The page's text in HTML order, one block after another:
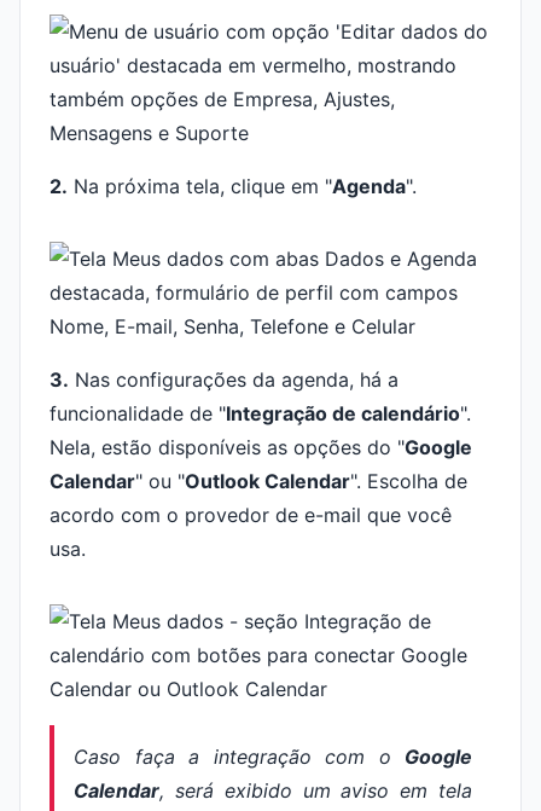
2. Na próxima tela, clique em "Agenda".
3. Nas configurações da agenda, há a
funcionalidade de "Integração de calendário".
Nela, estão disponíveis as opções do "Google
Calendar" ou "Outlook Calendar". Escolha de
acordo com o provedor de e-mail que você
usa.
Caso faça a integração com o Google
Calendar, será exibido um aviso em tela